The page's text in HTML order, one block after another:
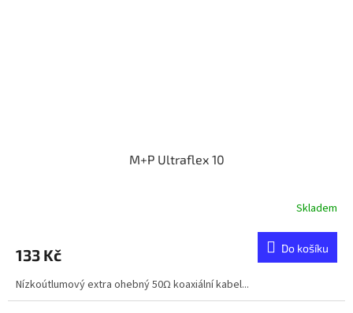
M+P Ultraflex 10
Skladem
133 Kč Do košíku
Nízkoútlumový extra ohebný 50Ω koaxiální kabel...